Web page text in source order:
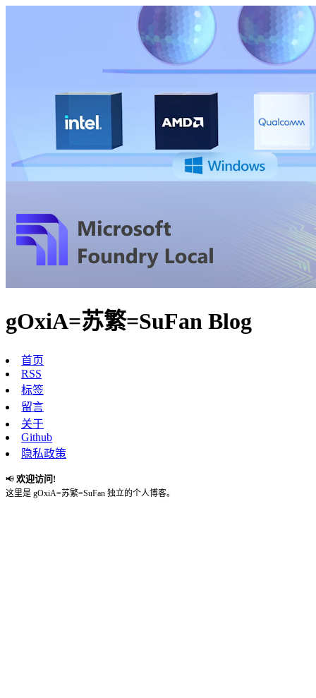
gOxiA=苏繁=SuFan Blog
首页
RSS
标签
留言
关于
Github
隐私政策
📢 欢迎访问!
这里是 gOxiA=苏繁=SuFan 独立的个人博客。